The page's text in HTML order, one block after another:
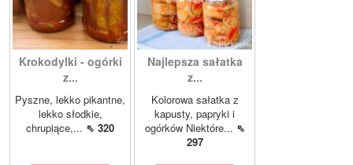
Krokodylki - ogórki
z...
Pyszne, lekko pikantne,
lekko słodkie,
chrupiące,... ⇖ 320
Najlepsza sałatka
z...
Kolorowa sałatka z
kapusty, papryki i
ogórków Niektóre... ⇖
297